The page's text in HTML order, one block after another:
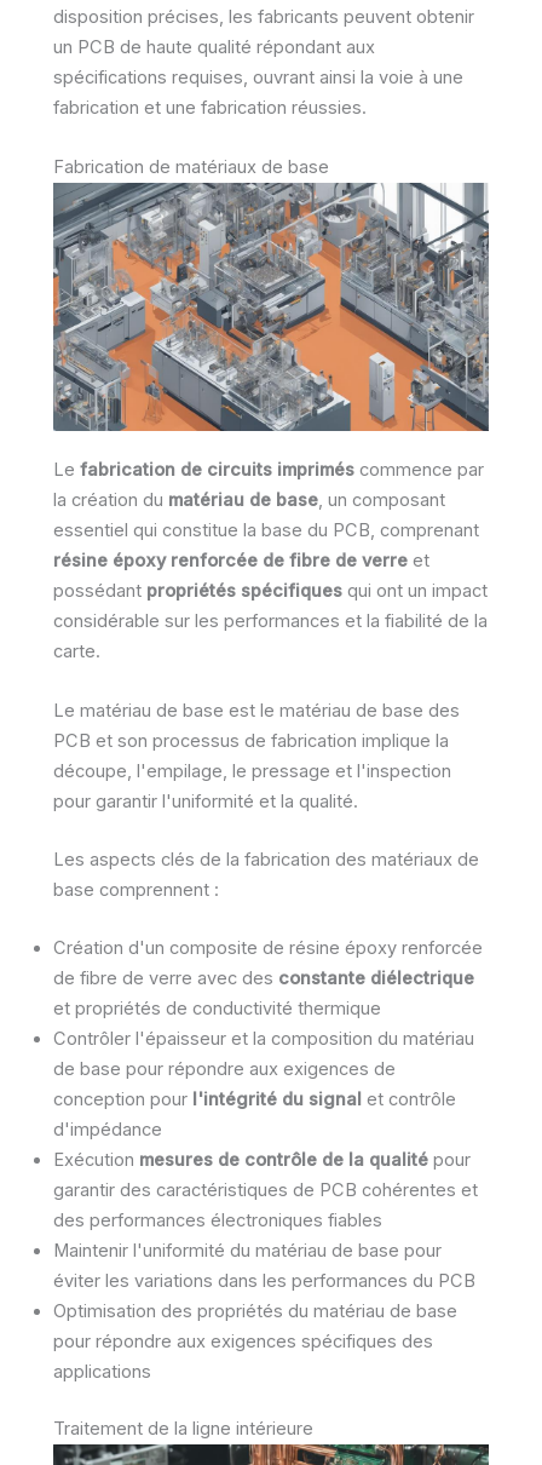
disposition précises, les fabricants peuvent obtenir
un PCB de haute qualité répondant aux
spécifications requises, ouvrant ainsi la voie à une
fabrication et une fabrication réussies.
Fabrication de matériaux de base
Le fabrication de circuits imprimés commence par
la création du matériau de base, un composant
essentiel qui constitue la base du PCB, comprenant
résine époxy renforcée de fibre de verre et
possédant propriétés spécifiques qui ont un impact
considérable sur les performances et la fiabilité de la
carte.
Le matériau de base est le matériau de base des
PCB et son processus de fabrication implique la
découpe, l'empilage, le pressage et l'inspection
pour garantir l'uniformité et la qualité.
Les aspects clés de la fabrication des matériaux de
base comprennent :
Création d'un composite de résine époxy renforcée
de fibre de verre avec des constante diélectrique
et propriétés de conductivité thermique
Contrôler l'épaisseur et la composition du matériau
de base pour répondre aux exigences de
conception pour l'intégrité du signal et contrôle
d'impédance
Exécution mesures de contrôle de la qualité pour
garantir des caractéristiques de PCB cohérentes et
des performances électroniques fiables
Maintenir l'uniformité du matériau de base pour
éviter les variations dans les performances du PCB
Optimisation des propriétés du matériau de base
pour répondre aux exigences spécifiques des
applications
Traitement de la ligne intérieure